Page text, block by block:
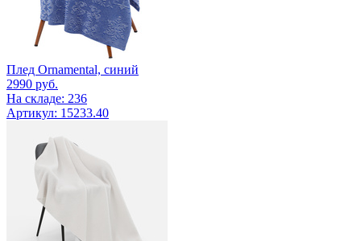
Плед Ornamental, синий
2990 руб.
На складе: 236
Артикул: 15233.40